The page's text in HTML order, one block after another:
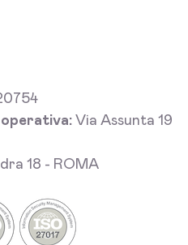
operativa: Via Assunta 19
18 - ROMA